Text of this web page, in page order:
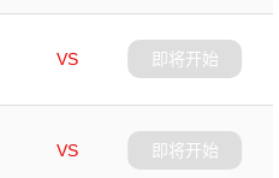
VS
即将开始
VS
即将开始